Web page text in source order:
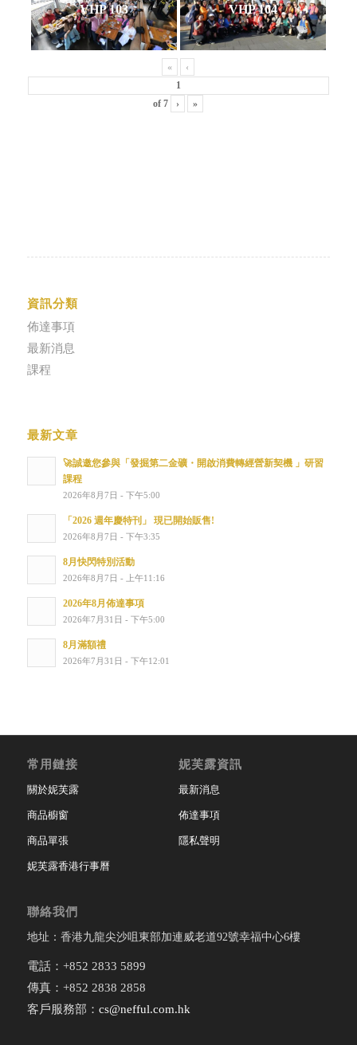
VHP 103 VHP 104
« ‹
of7 › »
資訊分類
佈達事項
最新消息
課程
最新文章
🚀誠邀您參與「發掘第二金礦・開啟消費轉經營新契機 」研習
課程
2026年8月7日 - 下午5:00
「2026 週年慶特刊」 現已開始販售!
2026年8月7日 - 下午3:35
8月快閃特別活動
2026年8月7日 - 上午11:16
2026年8月佈達事項
2026年7月31日 - 下午5:00
8月滿額禮
2026年7月31日 - 下午12:01
常用鏈接
關於妮芙露
商品櫥窗
商品單張
妮芙露香港行事曆
妮芙露資訊
最新消息
佈達事項
隱私聲明
聯絡我們
地址：香港九龍尖沙咀東部加連威老道92號幸福中心6樓
電話：+852 2833 5899
傳真：+852 2838 2858
客戶服務部： cs@nefful.com.hk